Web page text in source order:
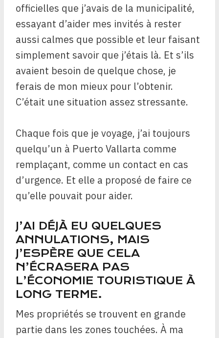
officielles que j’avais de la municipalité,
essayant d’aider mes invités à rester
aussi calmes que possible et leur faisant
simplement savoir que j’étais là. Et s’ils
avaient besoin de quelque chose, je
ferais de mon mieux pour l’obtenir.
C’était une situation assez stressante.
Chaque fois que je voyage, j’ai toujours
quelqu’un à Puerto Vallarta comme
remplaçant, comme un contact en cas
d’urgence. Et elle a proposé de faire ce
qu’elle pouvait pour aider.
J’AI DÉJÀ EU QUELQUES
ANNULATIONS, MAIS
J’ESPÈRE QUE CELA
N’ÉCRASERA PAS
L’ÉCONOMIE TOURISTIQUE À
LONG TERME.
Mes propriétés se trouvent en grande
partie dans les zones touchées. À ma